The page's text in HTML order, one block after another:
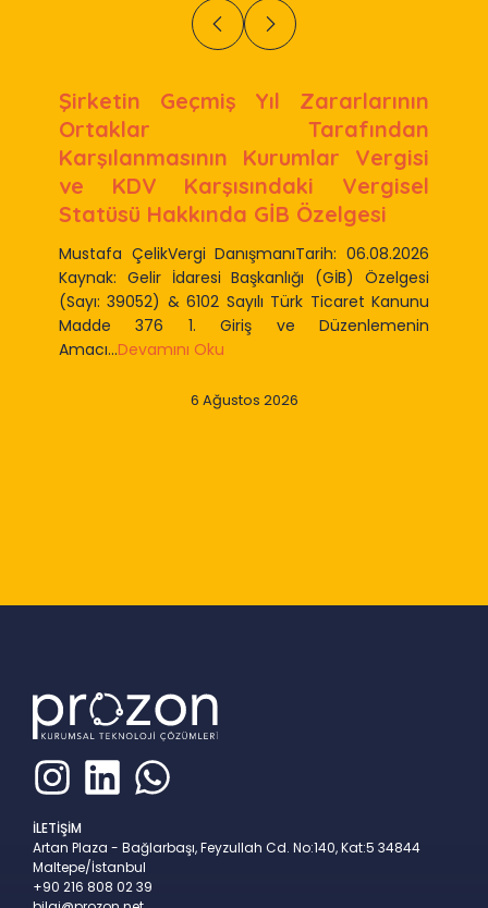
Şirketin Geçmiş Yıl Zararlarının
Ortaklar Tarafından
Karşılanmasının Kurumlar Vergisi
ve KDV Karşısındaki Vergisel
Statüsü Hakkında GİB Özelgesi
Mustafa ÇelikVergi DanışmanıTarih: 06.08.2026
Kaynak: Gelir İdaresi Başkanlığı (GİB) Özelgesi
(Sayı: 39052) & 6102 Sayılı Türk Ticaret Kanunu
Madde 376 1. Giriş ve Düzenlemenin
Amacı...Devamını Oku
6 Ağustos 2026
İLETİŞİM
Artan Plaza - Bağlarbaşı, Feyzullah Cd. No:140, Kat:5 34844
Maltepe/İstanbul
+90 216 808 02 39